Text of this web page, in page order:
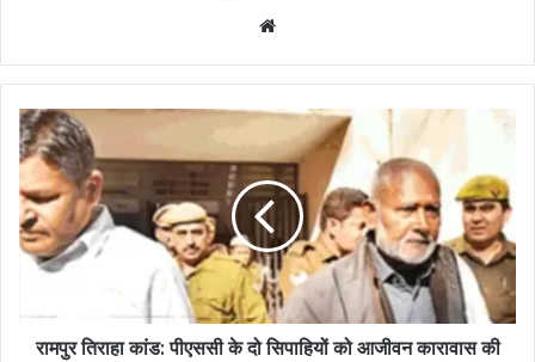
रामपुर तिराहा कांड: पीएससी के दो सिपाहियों को आजीवन कारावास की